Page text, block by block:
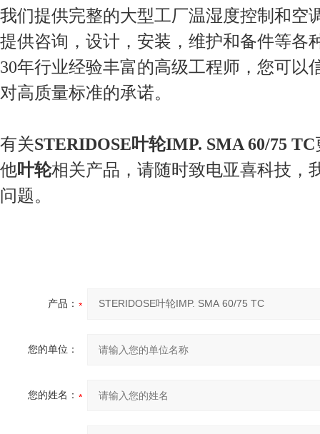
我们提供完整的大型工厂温湿度控制和空
提供咨询，设计，安装，维护和备件等各
30年行业经验丰富的高级工程师，您可以
对高质量标准的承诺。
有关STERIDOSE叶轮IMP. SMA 60/75 TC
他叶轮相关产品，请随时致电亚喜科技，
问题。
产品：
您的单位：
您的姓名：